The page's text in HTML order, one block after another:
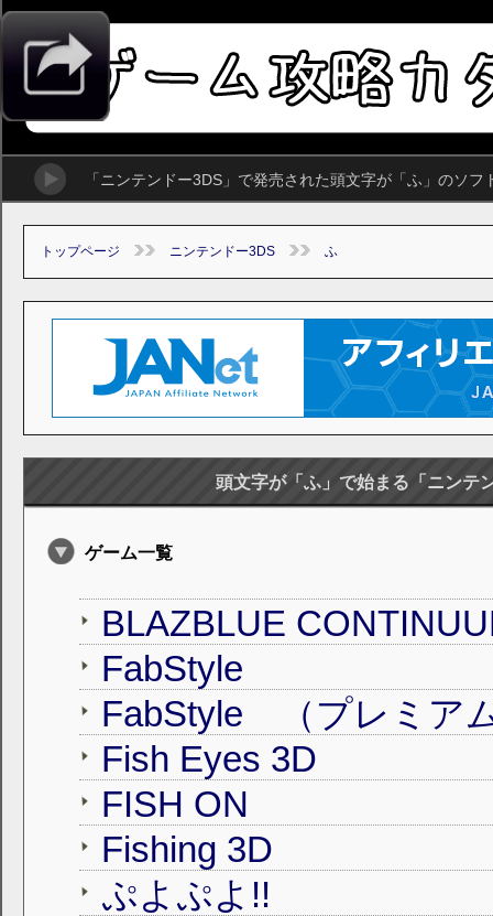
「ニンテンドー3DS」で発売された頭文字が「ふ」のソフ
トップページ ニンテンドー3DS ふ
頭文字が「ふ」で始まる「ニンテ
ゲーム一覧
BLAZBLUE
FabStyle
FabStyle （プレミア
Fish Eyes 3D
FISH ON
Fishing 3D
ぷよぷよ!!